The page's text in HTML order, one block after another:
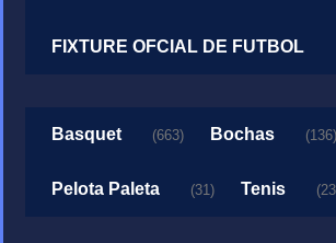
FIXTURE OFCIAL DE FUTBOL
Basquet (663) Bochas (136)
Pelota Paleta (31) Tenis